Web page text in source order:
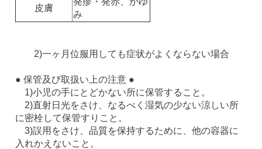
皮膚
み
2)一ヶ月位服用しても症状がよくならない場合
● 保管及び取扱い上の注意 ●
1)小児の手にとどかない所に保管すること。
2)直射日光をさけ、なるべく湿気の少ない涼しい所
に密栓して保管すりこと。
3)誤用をさけ、品質を保持するために、他の容器に
入れかえないこと。